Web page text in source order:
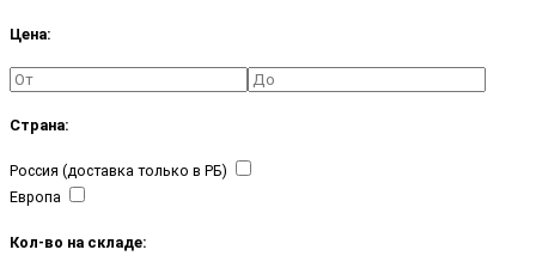
Цена:
Страна:
Россия (доставка только в РБ)
Европа
Кол-во на складе: